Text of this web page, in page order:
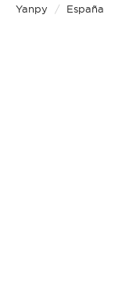
Yanpy / España